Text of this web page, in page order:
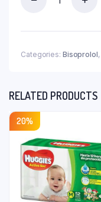
X
Categories: Bisoprolol,
RELATED PRODUCTS
20%